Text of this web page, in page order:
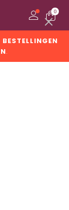
0
BESTELLINGEN
.
*